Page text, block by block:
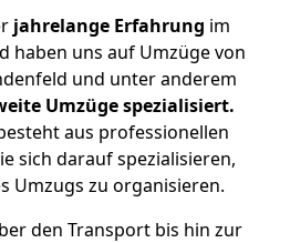
jahrelange Erfahrung im
haben uns auf Umzüge von
und unter anderem
Umzüge spezialisiert.
aus professionellen
sich darauf spezialisieren,
Umzugs zu organisieren.
den Transport bis hin zur